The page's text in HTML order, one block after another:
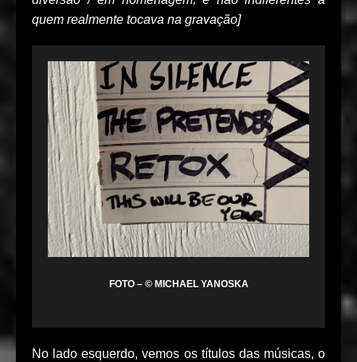
quem realmente tocava na gravação]
FOTO – © MICHAEL YANOSKA
No lado esquerdo, vemos os títulos das músicas, o